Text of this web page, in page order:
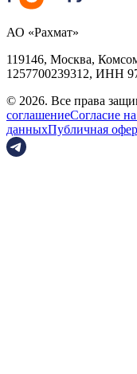
АО «Рахмат»
119146, Москва,
1257700239312, ИНН
© 2026. Все права
соглашениеСогласие
данныхПубличная